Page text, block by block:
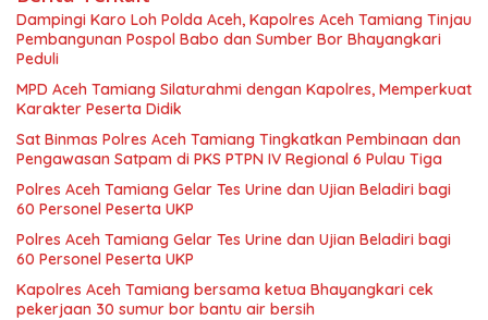
Dampingi Karo Loh Polda Aceh, Kapolres Aceh Tamiang Tinjau
Pembangunan Pospol Babo dan Sumber Bor Bhayangkari
Peduli
MPD Aceh Tamiang Silaturahmi dengan Kapolres, Memperkuat
Karakter Peserta Didik
Sat Binmas Polres Aceh Tamiang Tingkatkan Pembinaan dan
Pengawasan Satpam di PKS PTPN IV Regional 6 Pulau Tiga
Polres Aceh Tamiang Gelar Tes Urine dan Ujian Beladiri bagi
60 Personel Peserta UKP
Polres Aceh Tamiang Gelar Tes Urine dan Ujian Beladiri bagi
60 Personel Peserta UKP
Kapolres Aceh Tamiang bersama ketua Bhayangkari cek
pekerjaan 30 sumur bor bantu air bersih